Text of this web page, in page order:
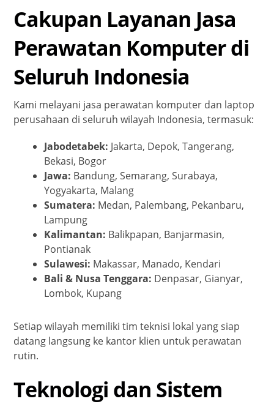
Cakupan Layanan Jasa
Perawatan Komputer di
Seluruh Indonesia
Kami melayani jasa perawatan komputer dan laptop
perusahaan di seluruh wilayah Indonesia, termasuk:
Jabodetabek: Jakarta, Depok, Tangerang,
Bekasi, Bogor
Jawa: Bandung, Semarang, Surabaya,
Yogyakarta, Malang
Sumatera: Medan, Palembang, Pekanbaru,
Lampung
Kalimantan: Balikpapan, Banjarmasin,
Pontianak
Sulawesi: Makassar, Manado, Kendari
Bali & Nusa Tenggara: Denpasar, Gianyar,
Lombok, Kupang
Setiap wilayah memiliki tim teknisi lokal yang siap
datang langsung ke kantor klien untuk perawatan
rutin.
Teknologi dan Sistem